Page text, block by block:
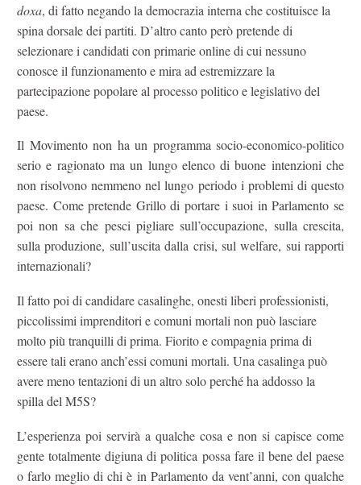
doxa, di fatto negando la democrazia interna che costituisce la
spina dorsale dei partiti. D’altro canto però pretende di
selezionare i candidati con primarie online di cui nessuno
conosce il funzionamento e mira ad estremizzare la
partecipazione popolare al processo politico e legislativo del
paese.
Il Movimento non ha un programma socio-economico-politico
serio e ragionato ma un lungo elenco di buone intenzioni che
non risolvono nemmeno nel lungo periodo i problemi di questo
paese. Come pretende Grillo di portare i suoi in Parlamento se
poi non sa che pesci pigliare sull’occupazione, sulla crescita,
sulla produzione, sull’uscita dalla crisi, sul welfare, sui rapporti
internazionali?
Il fatto poi di candidare casalinghe, onesti liberi professionisti,
piccolissimi imprenditori e comuni mortali non può lasciare
molto più tranquilli di prima. Fiorito e compagnia prima di
essere tali erano anch’essi comuni mortali. Una casalinga può
avere meno tentazioni di un altro solo perché ha addosso la
spilla del M5S?
L’esperienza poi servirà a qualche cosa e non si capisce come
gente totalmente digiuna di politica possa fare il bene del paese
o farlo meglio di chi è in Parlamento da vent’anni, con qualche